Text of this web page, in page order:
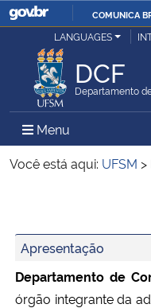
COMUNICA
Ministério da Justiça e
Ministério da Defesa
Ministério das Relações
Ministério da Infraestrutura
Ministério da Agricultura,
LANGUAGES
DCF
Departamento
Menu Menu
Você está aqui: UFSM >
Apresentação
Departamento de
órgão integrante da